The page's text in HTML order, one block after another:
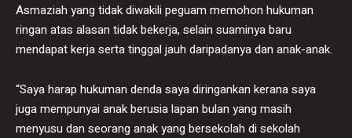
Asmaziah yang tidak diwakili peguam memohon hukuman
ringan atas alasan tidak bekerja, selain suaminya baru
mendapat kerja serta tinggal jauh daripadanya dan anak-anak.
“Saya harap hukuman denda saya diringankan kerana saya
juga mempunyai anak berusia lapan bulan yang masih
menyusu dan seorang anak yang bersekolah di sekolah